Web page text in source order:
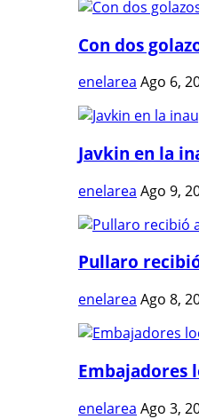
Con dos
enelarea Ago 6,
Javkin en la
enelarea Ago 9,
Pullaro
enelarea Ago 8,
Embajadores
enelarea Ago 3,